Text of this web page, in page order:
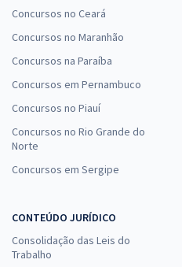
Concursos no Ceará
Concursos no Maranhão
Concursos na Paraíba
Concursos em Pernambuco
Concursos no Piauí
Concursos no Rio Grande do
Norte
Concursos em Sergipe
CONTEÚDO JURÍDICO
Consolidação das Leis do
Trabalho